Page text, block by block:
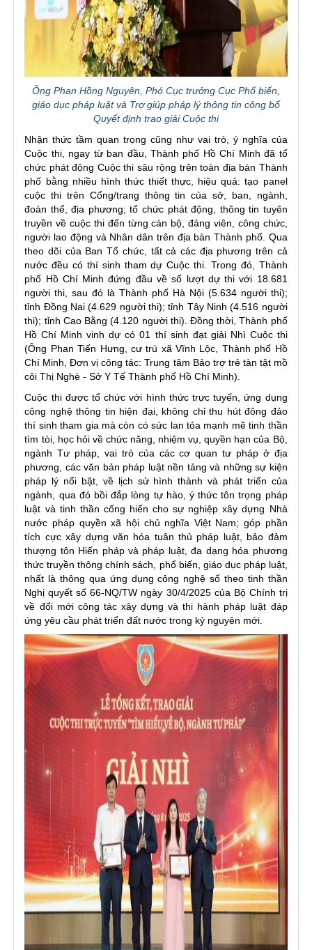
Ông Phan Hồng Nguyên, Phó Cục trưởng Cục Phổ biến,
giáo dục pháp luật và Trợ giúp pháp lý thông tin công bố
Quyết định trao giải Cuộc thi
Nhận thức tầm quan trọng cũng như vai trò, ý nghĩa của
Cuộc thi, ngay từ ban đầu, Thành phố Hồ Chí Minh đã tổ
chức phát động Cuộc thi sâu rộng trên toàn địa bàn Thành
phố bằng nhiều hình thức thiết thực, hiệu quả: tạo panel
cuộc thi trên Cổng/trang thông tin của sở, ban, ngành,
đoàn thể, địa phương; tổ chức phát động, thông tin tuyên
truyền về cuộc thi đến từng cán bộ, đảng viên, công chức,
người lao động và Nhân dân trên địa bàn Thành phố. Qua
theo dõi của Ban Tổ chức, tất cả các địa phương trên cả
nước đều có thí sinh tham dự Cuộc thi. Trong đó, Thành
phố Hồ Chí Minh đứng đầu về số lượt dự thi với 18.681
người thi, sau đó là Thành phố Hà Nội (5.634 người thi);
tỉnh Đồng Nai (4.629 người thi); tỉnh Tây Ninh (4.516 người
thi); tỉnh Cao Bằng (4.120 người thi). Đồng thời, Thành phố
Hồ Chí Minh vinh dự có 01 thí sinh đạt giải Nhì Cuộc thi
(Ông Phan Tiến Hưng, cư trú xã Vĩnh Lộc, Thành phố Hồ
Chí Minh, Đơn vị công tác: Trung tâm Bảo trợ trẻ tàn tật mồ
côi Thị Nghè - Sở Y Tế Thành phố Hồ Chí Minh).
Cuộc thi được tổ chức với hình thức trực tuyến, ứng dụng
công nghệ thông tin hiện đại, không chỉ thu hút đông đảo
thí sinh tham gia mà còn có sức lan tỏa mạnh mẽ tinh thần
tìm tòi, học hỏi về chức năng, nhiệm vụ, quyền hạn của Bộ,
ngành Tư pháp, vai trò của các cơ quan tư pháp ở địa
phương, các văn bản pháp luật nền tảng và những sự kiện
pháp lý nổi bật, về lịch sử hình thành và phát triển của
ngành, qua đó bồi đắp lòng tự hào, ý thức tôn trọng pháp
luật và tinh thần cống hiến cho sự nghiệp xây dựng Nhà
nước pháp quyền xã hội chủ nghĩa Việt Nam; góp phần
tích cực xây dựng văn hóa tuân thủ pháp luật, bảo đảm
thượng tôn Hiến pháp và pháp luật, đa dạng hóa phương
thức truyền thông chính sách, phổ biến, giáo dục pháp luật,
nhất là thông qua ứng dụng công nghệ số theo tinh thần
Nghị quyết số 66-NQ/TW ngày 30/4/2025 của Bộ Chính trị
về đổi mới công tác xây dựng và thi hành pháp luật đáp
ứng yêu cầu phát triển đất nước trong kỷ nguyên mới.